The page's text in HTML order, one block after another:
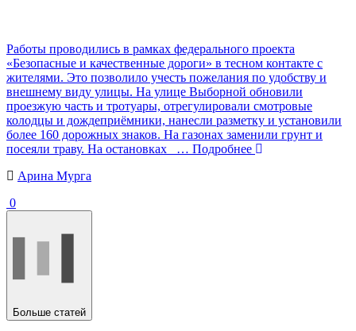
Работы проводились в рамках федерального проекта
«Безопасные и качественные дороги» в тесном контакте с
жителями. Это позволило учесть пожелания по удобству и
внешнему виду улицы. На улице Выборной обновили
проезжую часть и тротуары, отрегулировали смотровые
колодцы и дождеприёмники, нанесли разметку и установили
более 160 дорожных знаков. На газонах заменили грунт и
посеяли траву. На остановках
… Подробнее
Арина Мурга
0
Больше статей